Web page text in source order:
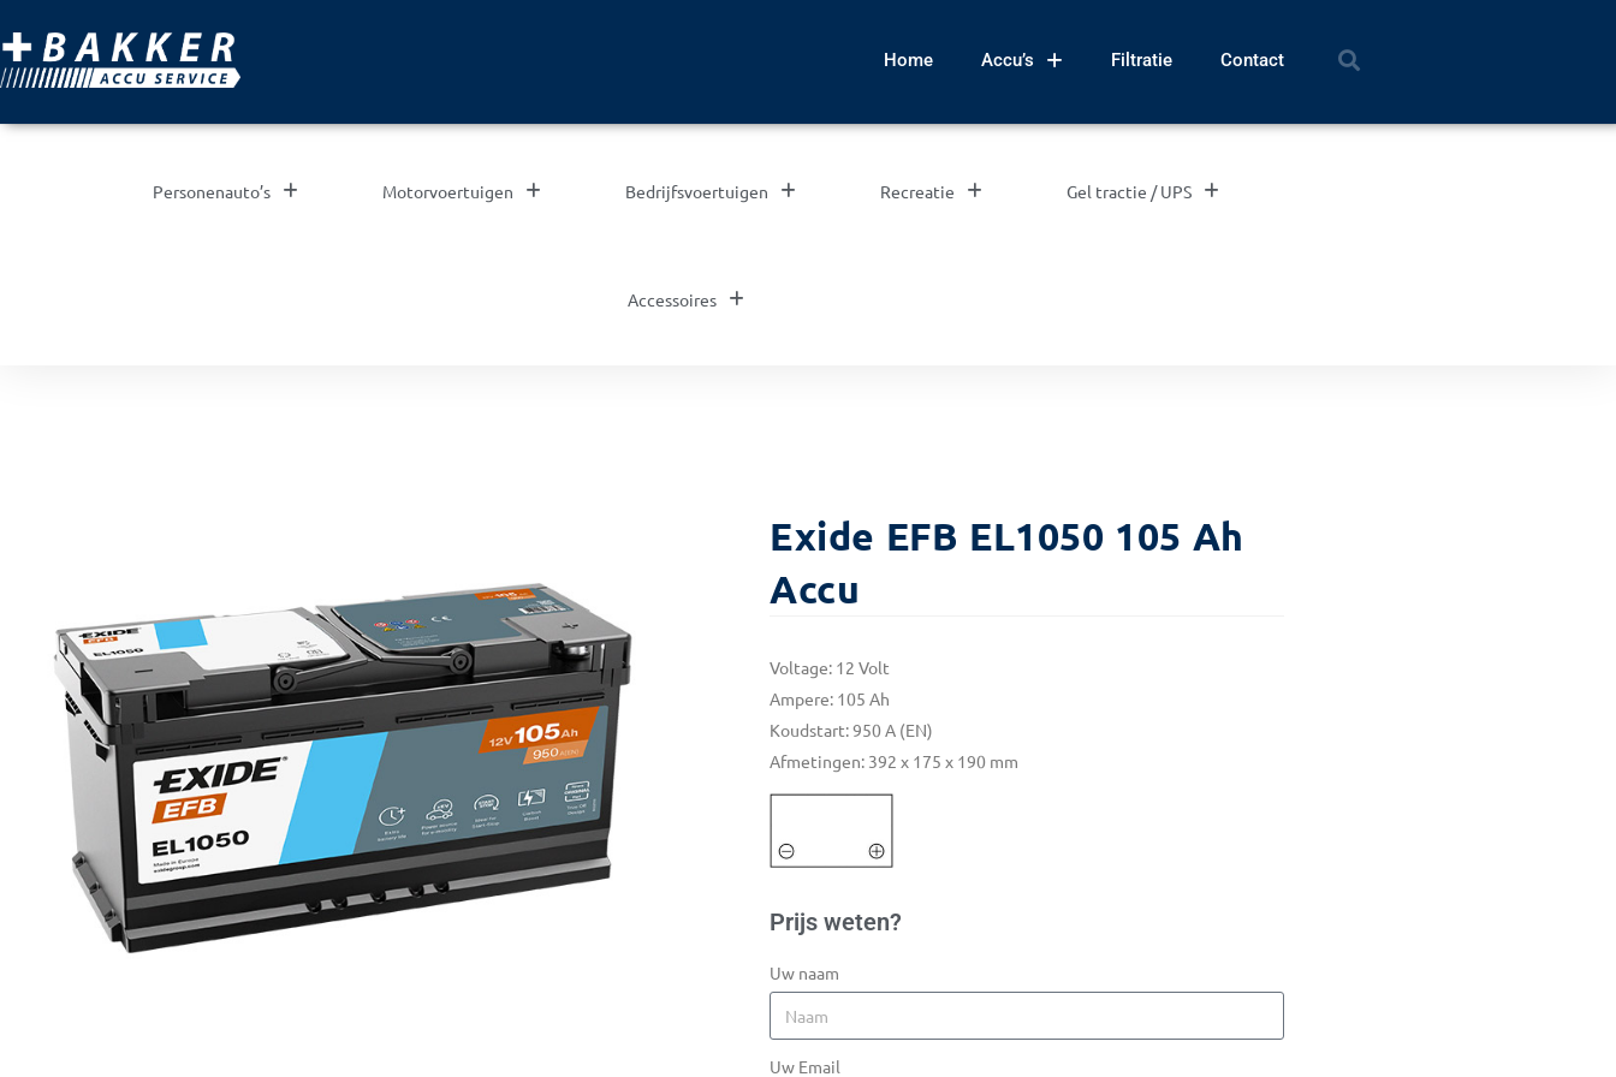
Home Accu’s Filtratie Contact
Personenauto’s Motorvoertuigen Bedrijfsvoertuigen Recreatie Gel tractie / UPS
Accessoires
Exide EFB EL1050 105 Ah
Accu
Voltage: 12 Volt
Ampere: 105 Ah
Koudstart: 950 A (EN)
Afmetingen: 392 x 175 x 190 mm
Prijs weten?
Uw naam
Uw Email